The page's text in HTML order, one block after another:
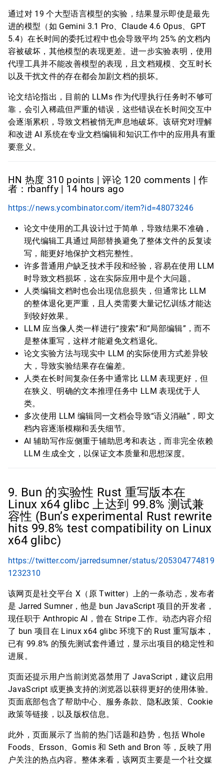
通过对 19 个大型语言模型的实验，结果显示即使是最先
进的模型（如 Gemini 3.1 Pro、Claude 4.6 Opus、GPT
5.4）在长时间的委托过程中也会导致平均 25% 的文档内
容被破坏，其他模型的表现更差。进一步实验表明，使用
代理工具并不能改善模型的表现，且文档规模、交互时长
以及干扰文件的存在都会加剧文档的损坏。
论文结论指出，目前的 LLMs 作为代理执行任务时不够可
靠，会引入稀疏但严重的错误，这些错误在长时间交互中
会逐渐累积，导致文档被悄无声息地破坏。该研究对理解
和改进 AI 系统在专业文档编辑和知识工作中的应用具有重
要意义。
HN 热度 310 points | 评论 120 comments | 作
者：rbanffy | 14 hours ago
https://news.ycombinator.com/item?id=48073246
论文中使用的工具设计过于简单，导致结果不准确，
现代编辑工具通过局部替换避免了整体文件的反复读
写，能更好地保护文档完整性。
许多普通用户缺乏技术手段和经验，容易在使用 LLM
时导致文档损坏，这在实际应用中是个大问题。
人类编辑文档时也会出现信息损失，但通常比 LLM
的整体退化更严重，且人类需要大量记忆训练才能达
到较好效果。
LLM 应当像人类一样进行“搜索”和“局部编辑”，而不
是整体重写，这样才能避免文档退化。
论文实验方法与现实中 LLM 的实际使用方式差异较
大，导致实验结果存在偏差。
人类在长时间复杂任务中通常比 LLM 表现更好，但
在狭义、明确的文本推理任务中 LLM 表现优于人
类。
多次使用 LLM 编辑同一文档会导致“语义消融”，即文
档内容逐渐模糊和丢失细节。
AI 辅助写作应侧重于辅助思考和表达，而非完全依赖
LLM 生成全文，以保证文本质量和思想深度。
9. Bun 的实验性 Rust 重写版本在
Linux x64 glibc 上达到 99.8% 测试兼
容性 (Bun’s experimental Rust rewrite
hits 99.8% test compatibility on Linux
x64 glibc)
https://twitter.com/jarredsumner/status/205304774819
1232310
该网页是社交平台 X（原 Twitter）上的一条动态，发布者
是 Jarred Sumner，他是 bun JavaScript 项目的开发者，
现任职于 Anthropic AI，曾在 Stripe 工作。动态内容介绍
了 bun 项目在 Linux x64 glibc 环境下的 Rust 重写版本，
已有 99.8% 的预先测试套件通过，显示出项目的稳定性和
进展。
页面还提示用户当前浏览器禁用了 JavaScript，建议启用
JavaScript 或更换支持的浏览器以获得更好的使用体验。
页面底部包含了帮助中心、服务条款、隐私政策、Cookie
政策等链接，以及版权信息。
此外，页面展示了当前的热门话题和趋势，包括 Whole
Foods、Ersson、Gomis 和 Seth and Bron 等，反映了用
户关注的热点内容。整体来看，该网页主要是一个社交媒